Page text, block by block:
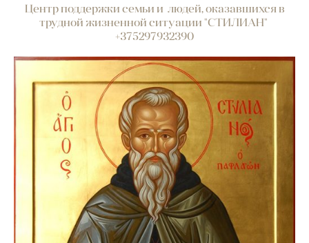
Центр поддержки семьи и людей, оказавшихся в
трудной жизненной ситуации "СТИЛИАН"
+375297932390